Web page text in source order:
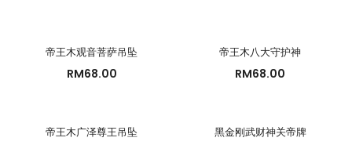
帝王木观音菩萨吊坠
RM68.00
帝王木八大守护神
RM68.00
帝王木广泽尊王吊坠 黑金刚武财神关帝牌